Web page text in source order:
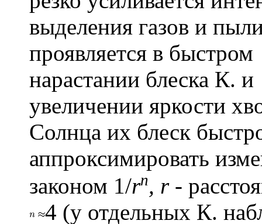
выделения газов и
проявляется в быстром
нарастании блеска К. и
увеличении яркости
Солнца их блеск
аппроксимировать
законом 1/rn, r-
4 (у отдельных К.